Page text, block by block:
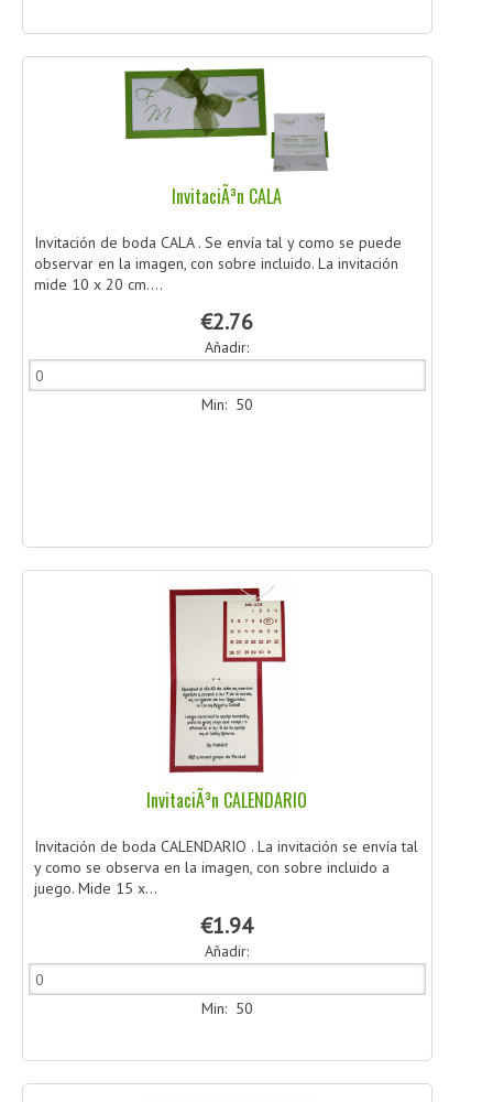
InvitaciÃ³n CALA
Invitación de boda CALA . Se envía tal y como se puede
observar en la imagen, con sobre incluido. La invitación
mide 10 x 20 cm....
€2.76
Añadir:
Min: 50
InvitaciÃ³n CALENDARIO
Invitación de boda CALENDARIO . La invitación se envía tal
y como se observa en la imagen, con sobre incluido a
juego. Mide 15 x...
€1.94
Añadir:
Min: 50